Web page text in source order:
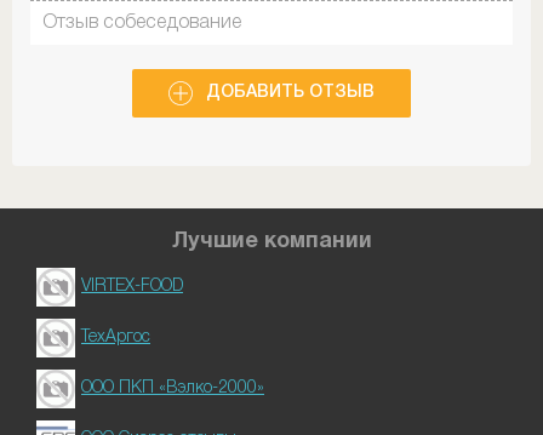
Отзыв собеседование
ДОБАВИТЬ ОТЗЫВ
Лучшие компании
VIRTEX-FOOD
ТехАргос
ООО ПКП «Вэлко-2000»